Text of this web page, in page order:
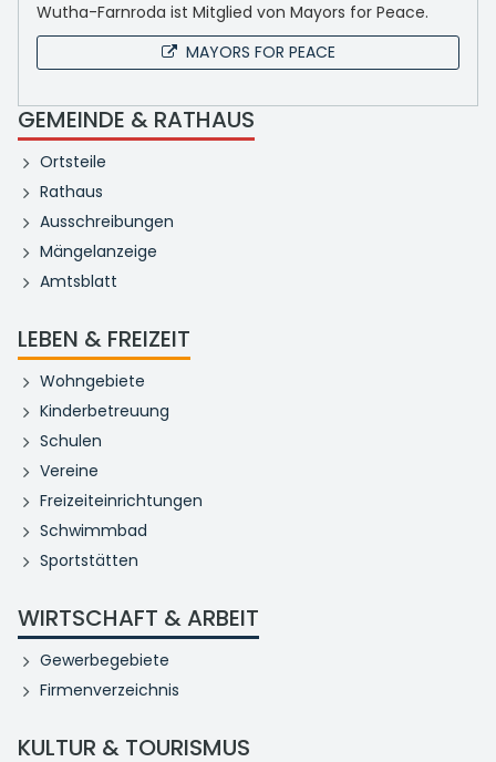
Wutha-Farnroda ist Mitglied von Mayors for Peace.
MAYORS FOR PEACE
GEMEINDE & RATHAUS
Ortsteile
Rathaus
Ausschreibungen
Mängelanzeige
Amtsblatt
LEBEN & FREIZEIT
Wohngebiete
Kinderbetreuung
Schulen
Vereine
Freizeiteinrichtungen
Schwimmbad
Sportstätten
WIRTSCHAFT & ARBEIT
Gewerbegebiete
Firmenverzeichnis
KULTUR & TOURISMUS